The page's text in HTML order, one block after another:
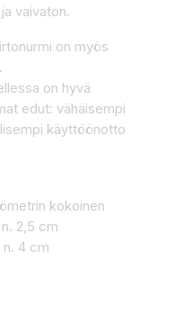
vaivaton.
on myös
on hyvä
edut: vähäisempi
käyttöönotto
kokoinen
2,5 cm
n. 4 cm